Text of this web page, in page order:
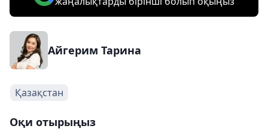
Айгерим Тарина
Қазақстан
Оқи отырыңыз